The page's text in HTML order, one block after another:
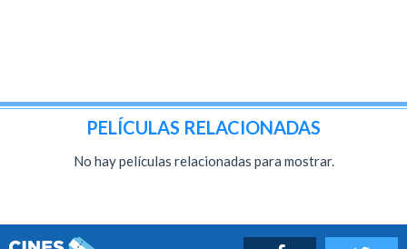
PELÍCULAS RELACIONADAS
No hay películas relacionadas para mostrar.